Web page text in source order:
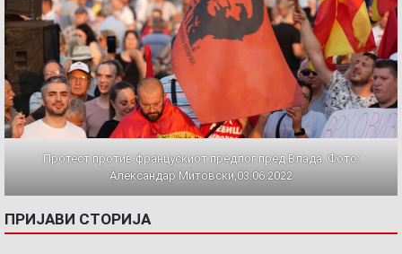
Протест против францускиот предлог пред Влада. Фото:
Александар Митовски,03.06.2022
ПРИЈАВИ СТОРИЈА